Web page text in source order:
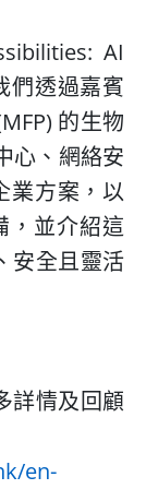
AI
們透過嘉賓
的生物
心、網絡安
業方案，以
，並介紹這
安全且靈活
詳情及回顧
en-